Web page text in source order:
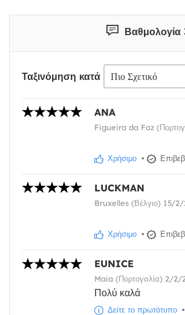
Βαθμολογία
Ταξινόμηση κατά
ANA
Figueira da Foz
Χρήσιμο •
LUCKMAN
Bruxelles (Βέλγιο) 15/2/
Χρήσιμο •
EUNICE
Maia (Πορτογαλία) 2/2/
Πολύ καλά
Δείτε το πρωτότυπο •